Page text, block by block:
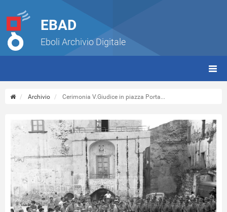
EBAD
Eboli Archivio Digitale
Archivio Cerimonia V.Giudice in piazza Porta...